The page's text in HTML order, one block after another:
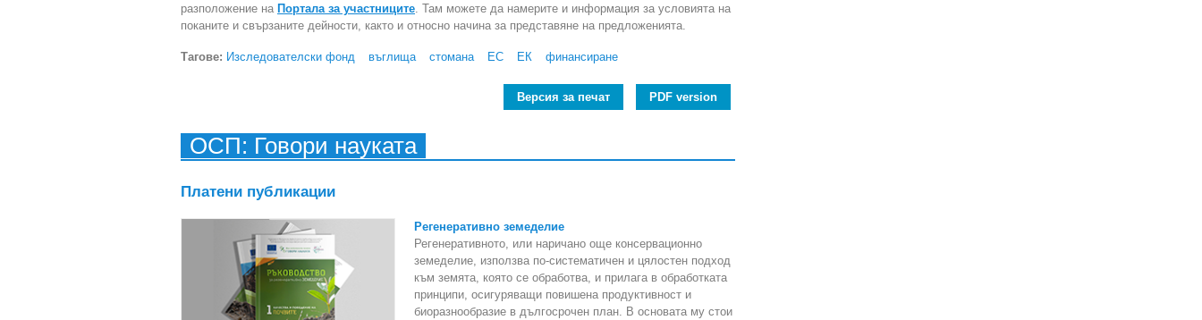
разположение на Портала за участниците . Там можете да намерите и информация за условията на
поканите и свързаните дейности, както и относно начина за представяне на предложенията.
Тагове: Изследователски фонд въглища стомана ЕС ЕК финансиране
Версия за печат PDF version
ОСП: Говори науката
Платени публикации
Регенеративно земеделие
Регенеративното, или наричано още консервационно
земеделие, използва по-систематичен и цялостен подход
към земята, която се обработва, и прилага в обработката
принципи, осигуряващи повишена продуктивност и
биоразнообразие в дългосрочен план. В основата му стои